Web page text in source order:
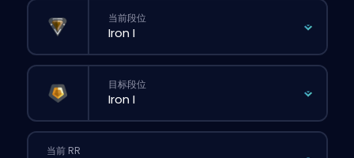
当前段位
目标段位
当前 RR